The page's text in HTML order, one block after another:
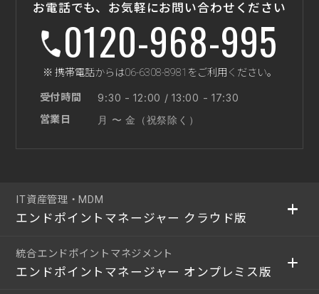
お電話でも、お気軽にお問い合わせください
0120-968-995
※ 携帯電話からは06-6308-8981をご利用ください。
受付時間 9:30 - 12:00 / 13:00 - 17:30
営業日 月 〜 金（祝祭除く）
IT資産管理・MDM
エンドポイントマネージャー クラウド版
統合エンドポイントマネジメント
エンドポイントマネージャー オンプレミス版